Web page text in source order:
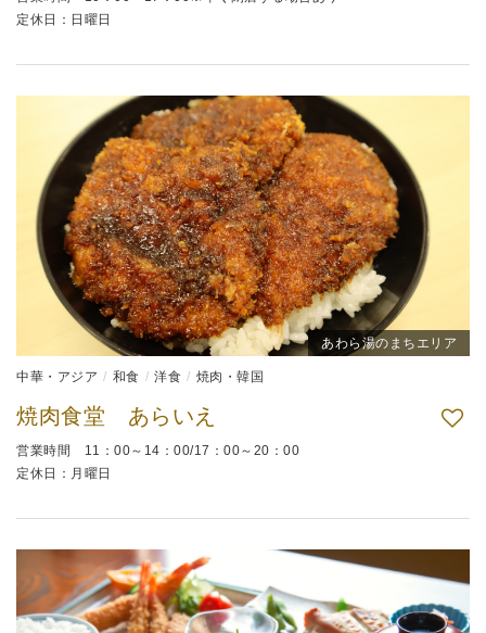
定休日：日曜日
あわら湯のまちエリア
中華・アジア 和食 洋食 焼肉・韓国
焼肉食堂 あらいえ
営業時間 11：00～14：00/17：00～20：00
定休日：月曜日